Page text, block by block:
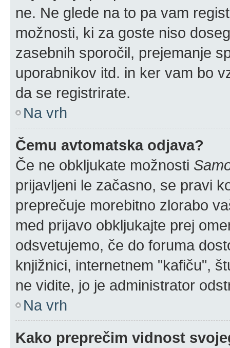
ne. Ne glede na to pa vam
možnosti, ki za goste niso
zasebnih sporočil, prejemanje
uporabnikov itd. in ker vam bo
da se registrirate.
Na vrh
Čemu avtomatska odjava?
Če ne obkljukate možnosti
prijavljeni le začasno, se pravi
preprečuje morebitno zlorabo
med prijavo obkljukajte prej
odsvetujemo, če do foruma
knjižnici, internetnem "kafiču",
ne vidite, jo je administrator
Na vrh
Kako preprečim vidnost